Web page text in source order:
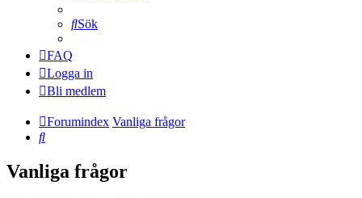
Sök
FAQ
Logga in
Bli medlem
Forumindex Vanliga frågor
Sök
Vanliga frågor